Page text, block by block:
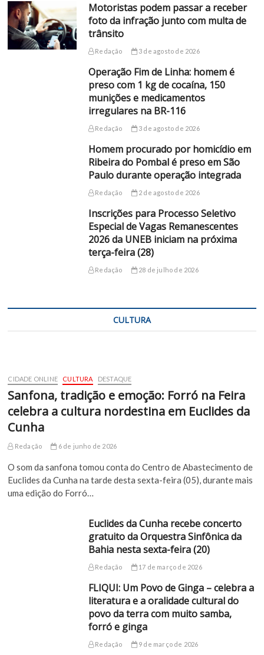
Motoristas podem passar a receber
foto da infração junto com multa de
trânsito
Redação 3 de agosto de 2026
Operação Fim de Linha: homem é
preso com 1 kg de cocaína, 150
munições e medicamentos
irregulares na BR-116
Redação 3 de agosto de 2026
Homem procurado por homicídio em
Ribeira do Pombal é preso em São
Paulo durante operação integrada
Redação 2 de agosto de 2026
Inscrições para Processo Seletivo
Especial de Vagas Remanescentes
2026 da UNEB iniciam na próxima
terça-feira (28)
Redação 28 de julho de 2026
CULTURA
CIDADE ONLINE CULTURA DESTAQUE
Sanfona, tradição e emoção: Forró na Feira
celebra a cultura nordestina em Euclides da
Cunha
Redação 6 de junho de 2026
O som da sanfona tomou conta do Centro de Abastecimento de
Euclides da Cunha na tarde desta sexta-feira (05), durante mais
uma edição do Forró…
Euclides da Cunha recebe concerto
gratuito da Orquestra Sinfônica da
Bahia nesta sexta-feira (20)
Redação 17 de março de 2026
FLIQUI: Um Povo de Ginga – celebra a
literatura e a oralidade cultural do
povo da terra com muito samba,
forró e ginga
Redação 9 de março de 2026